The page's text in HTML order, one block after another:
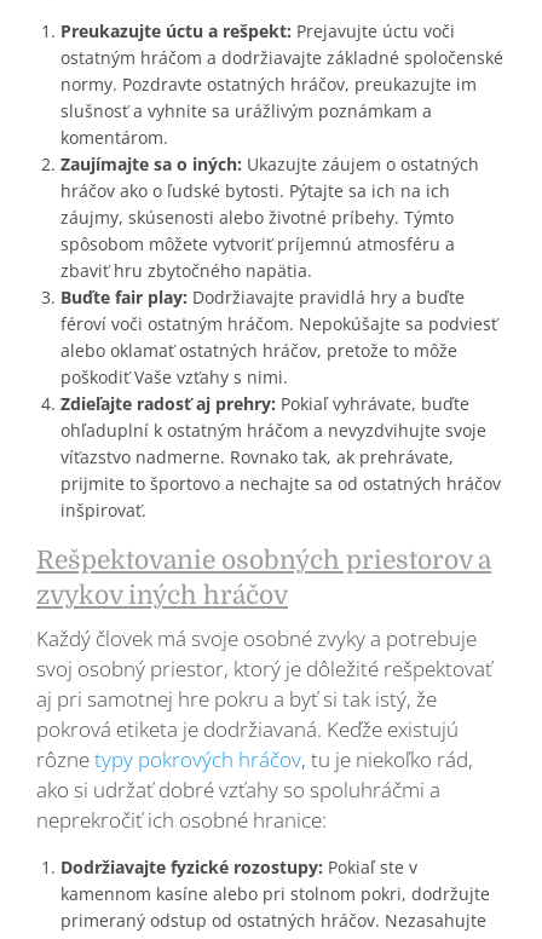
Preukazujte úctu a rešpekt: Prejavujte úctu voči
ostatným hráčom a dodržiavajte základné spoločenské
normy. Pozdravte ostatných hráčov, preukazujte im
slušnosť a vyhnite sa urážlivým poznámkam a
komentárom.
Zaujímajte sa o iných: Ukazujte záujem o ostatných
hráčov ako o ľudské bytosti. Pýtajte sa ich na ich
záujmy, skúsenosti alebo životné príbehy. Týmto
spôsobom môžete vytvoriť príjemnú atmosféru a
zbaviť hru zbytočného napätia.
Buďte fair play: Dodržiavajte pravidlá hry a buďte
féroví voči ostatným hráčom. Nepokúšajte sa podviesť
alebo oklamať ostatných hráčov, pretože to môže
poškodiť Vaše vzťahy s nimi.
Zdieľajte radosť aj prehry: Pokiaľ vyhrávate, buďte
ohľaduplní k ostatným hráčom a nevyzdvihujte svoje
víťazstvo nadmerne. Rovnako tak, ak prehrávate,
prijmite to športovo a nechajte sa od ostatných hráčov
inšpirovať.
Rešpektovanie osobných priestorov a
zvykov iných hráčov
Každý človek má svoje osobné zvyky a potrebuje
svoj osobný priestor, ktorý je dôležité rešpektovať
aj pri samotnej hre pokru a byť si tak istý, že
pokrová etiketa je dodržiavaná. Keďže existujú
rôznetypy pokrových hráčov, tu je niekoľko rád,
ako si udržať dobré vzťahy so spoluhráčmi a
neprekročiť ich osobné hranice:
Dodržiavajte fyzické rozostupy: Pokiaľ ste v
kamennom kasíne alebo pri stolnom pokri, dodržujte
primeraný odstup od ostatných hráčov. Nezasahujte